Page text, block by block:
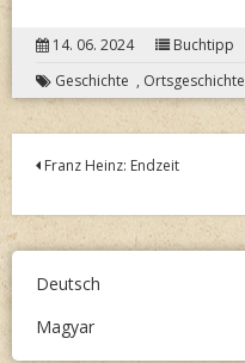
14. 06. 2024
Buchtipp
Geschichte , Ortsgeschichte
Post
Franz Heinz: Endzeit
Deutsch
Magyar